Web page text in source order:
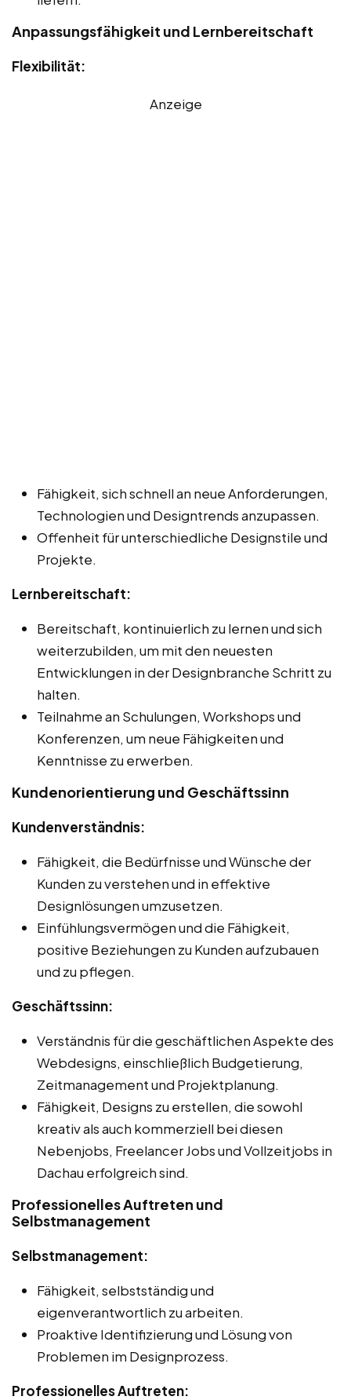
Anpassungsfähigkeit und Lernbereitschaft
Flexibilität:
Anzeige
Fähigkeit, sich schnell an neue Anforderungen,
Technologien und Designtrends anzupassen.
Offenheit für unterschiedliche Designstile und
Projekte.
Lernbereitschaft:
Bereitschaft, kontinuierlich zu lernen und sich
weiterzubilden, um mit den neuesten
Entwicklungen in der Designbranche Schritt zu
halten.
Teilnahme an Schulungen, Workshops und
Konferenzen, um neue Fähigkeiten und
Kenntnisse zu erwerben.
Kundenorientierung und Geschäftssinn
Kundenverständnis:
Fähigkeit, die Bedürfnisse und Wünsche der
Kunden zu verstehen und in effektive
Designlösungen umzusetzen.
Einfühlungsvermögen und die Fähigkeit,
positive Beziehungen zu Kunden aufzubauen
und zu pflegen.
Geschäftssinn:
Verständnis für die geschäftlichen Aspekte des
Webdesigns, einschließlich Budgetierung,
Zeitmanagement und Projektplanung.
Fähigkeit, Designs zu erstellen, die sowohl
kreativ als auch kommerziell bei diesen
Nebenjobs, Freelancer Jobs und Vollzeitjobs in
Dachau erfolgreich sind.
Professionelles Auftreten und
Selbstmanagement
Selbstmanagement:
Fähigkeit, selbstständig und
eigenverantwortlich zu arbeiten.
Proaktive Identifizierung und Lösung von
Problemen im Designprozess.
Professionelles Auftreten: